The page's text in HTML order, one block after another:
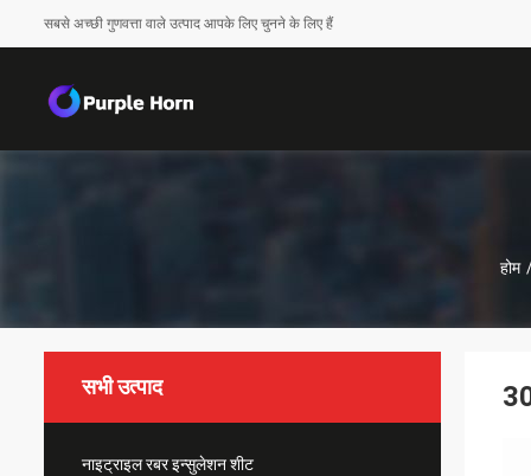
सबसे अच्छी गुणवत्ता वाले उत्पाद आपके लिए चुनने के लिए हैं
होम
सभी उत्पाद
नाइट्राइल रबर इन्सुलेशन शीट